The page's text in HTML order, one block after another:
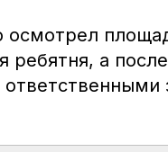
осмотрел
ребятня, а